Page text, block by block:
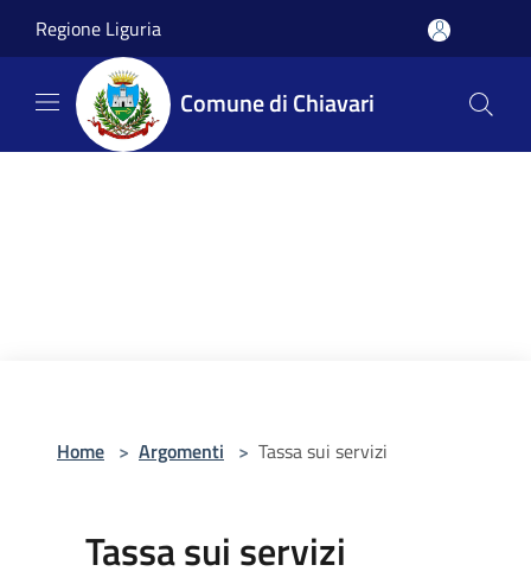
Regione Liguria
Comune di Chiavari
Home > Argomenti > Tassa sui servizi
Tassa sui servizi